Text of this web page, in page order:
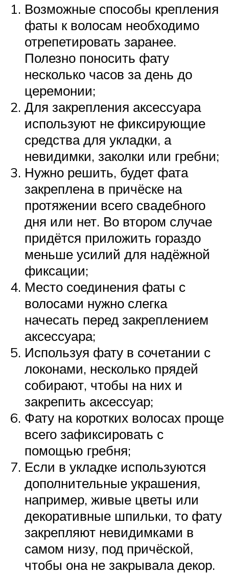
Возможные способы крепления
фаты к волосам необходимо
отрепетировать заранее.
Полезно поносить фату
несколько часов за день до
церемонии;
Для закрепления аксессуара
используют не фиксирующие
средства для укладки, а
невидимки, заколки или гребни;
Нужно решить, будет фата
закреплена в причёске на
протяжении всего свадебного
дня или нет. Во втором случае
придётся приложить гораздо
меньше усилий для надёжной
фиксации;
Место соединения фаты с
волосами нужно слегка
начесать перед закреплением
аксессуара;
Используя фату в сочетании с
локонами, несколько прядей
собирают, чтобы на них и
закрепить аксессуар;
Фату на коротких волосах проще
всего зафиксировать с
помощью гребня;
Если в укладке используются
дополнительные украшения,
например, живые цветы или
декоративные шпильки, то фату
закрепляют невидимками в
самом низу, под причёской,
чтобы она не закрывала декор.